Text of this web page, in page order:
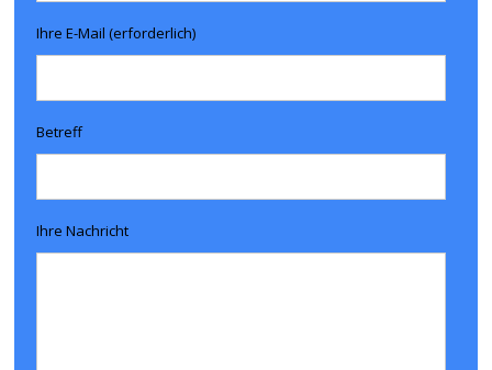
Ihre E-Mail (erforderlich)
Betreff
Ihre Nachricht